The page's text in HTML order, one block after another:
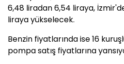
6,48 liradan 6,54 liraya,
liraya yükselecek.
Benzin fiyatlarında ise 16
pompa satış fiyatlarına